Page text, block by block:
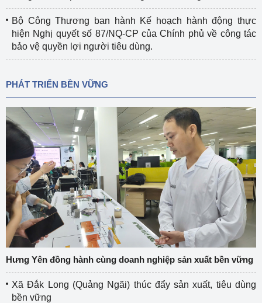
Bộ Công Thương ban hành Kế hoạch hành động thực
hiện Nghị quyết số 87/NQ-CP của Chính phủ về công tác
bảo vệ quyền lợi người tiêu dùng.
PHÁT TRIỂN BỀN VỮNG
Hưng Yên đồng hành cùng doanh nghiệp sản xuất bền vững
Xã Đắk Long (Quảng Ngãi) thúc đẩy sản xuất, tiêu dùng
bền vững